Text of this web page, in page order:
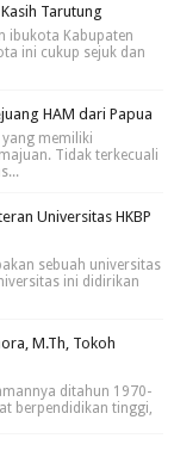
Tarutung
ibukota Kabupaten
ini cukup sejuk dan
HAM dari Papua
memiliki
Tidak terkecuali
Universitas HKBP
sebuah universitas
ini didirikan
M.Th, Tokoh
ditahun 1970-
berpendidikan tinggi,